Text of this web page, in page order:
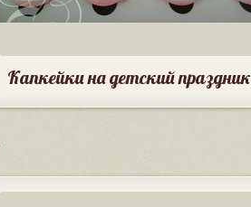
Капкейки на детский праздник